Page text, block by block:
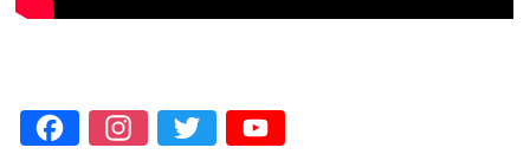
Facebook
Instagram
Twitter